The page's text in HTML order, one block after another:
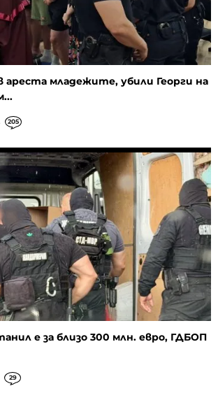
младежите, убили Георги на
205
е за близо 300 млн. евро, ГДБОП
29